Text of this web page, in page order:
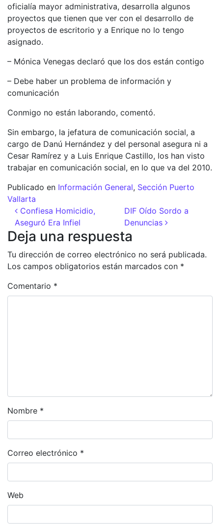
oficialía mayor administrativa, desarrolla algunos
proyectos que tienen que ver con el desarrollo de
proyectos de escritorio y a Enrique no lo tengo
asignado.
– Mónica Venegas declaró que los dos están contigo
– Debe haber un problema de información y
comunicación
Conmigo no están laborando, comentó.
Sin embargo, la jefatura de comunicación social, a
cargo de Danú Hernández y del personal asegura ni a
Cesar Ramírez y a Luis Enrique Castillo, los han visto
trabajar en comunicación social, en lo que va del 2010.
Publicado en Información General, Sección Puerto
Vallarta
Navegación de entradas
Confiesa Homicidio,
Aseguró Era Infiel
DIF Oído Sordo a
Denuncias
Deja una respuesta
Tu dirección de correo electrónico no será publicada.
Los campos obligatorios están marcados con *
Comentario *
Nombre *
Correo electrónico *
Web